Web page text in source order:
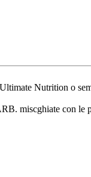
Nutrition o
miscghiate con le